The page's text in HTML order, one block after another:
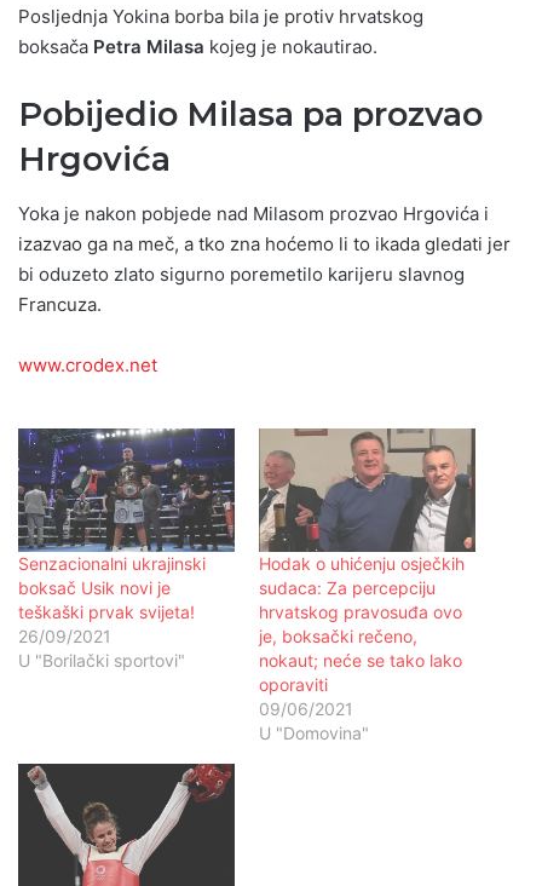
Posljednja Yokina borba bila je protiv hrvatskog
boksača Petra Milasa kojeg je nokautirao.
Pobijedio Milasa pa prozvao
Hrgovića
Yoka je nakon pobjede nad Milasom prozvao Hrgovića i
izazvao ga na meč, a tko zna hoćemo li to ikada gledati jer
bi oduzeto zlato sigurno poremetilo karijeru slavnog
Francuza.
www.crodex.net
Senzacionalni ukrajinski
boksač Usik novi je
teškaški prvak svijeta!
26/09/2021
U "Borilački sportovi"
Hodak o uhićenju osječkih
sudaca: Za percepciju
hrvatskog pravosuđa ovo
je, boksački rečeno,
nokaut; neće se tako lako
oporaviti
09/06/2021
U "Domovina"